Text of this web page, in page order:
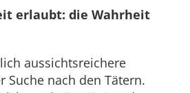
erlaubt: die Wahrheit
aussichtsreichere
Suche nach den Tätern.